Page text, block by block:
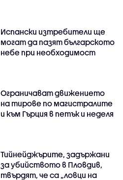
Испански изтребители ще
могат да пазят българското
небе при необходимост
Ограничават движението
на тирове по магистралите
и към Гърция в петък и неделя
Тийнейджърите, задържани
за убийството в Пловдив,
твърдят, че са „ловци на